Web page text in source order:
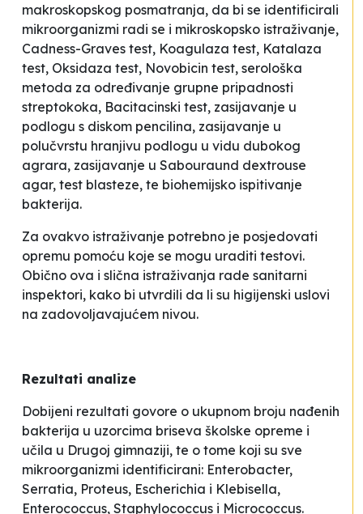
makroskopskog posmatranja, da bi se identificirali
mikroorganizmi radi se i mikroskopsko istraživanje,
Cadness-Graves test, Koagulaza test, Katalaza
test, Oksidaza test, Novobicin test, serološka
metoda za određivanje grupne pripadnosti
streptokoka, Bacitacinski test, zasijavanje u
podlogu s diskom pencilina, zasijavanje u
polučvrstu hranjivu podlogu u vidu dubokog
agrara, zasijavanje u Sabouraund dextrouse
agar, test blasteze, te biohemijsko ispitivanje
bakterija.
Za ovakvo istraživanje potrebno je posjedovati
opremu pomoću koje se mogu uraditi testovi.
Obično ova i slična istraživanja rade sanitarni
inspektori, kako bi utvrdili da li su higijenski uslovi
na zadovoljavajućem nivou.
Rezultati analize
Dobijeni rezultati govore o ukupnom broju nađenih
bakterija u uzorcima briseva školske opreme i
učila u Drugoj gimnaziji, te o tome koji su sve
mikroorganizmi identificirani: Enterobacter,
Serratia, Proteus, Escherichia i Klebisella,
Enterococcus, Staphylococcus i Micrococcus.